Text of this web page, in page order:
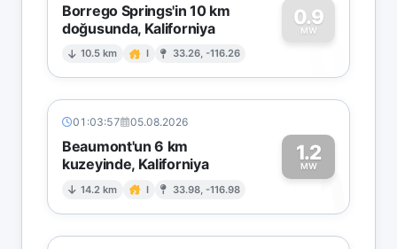
Borrego Springs'in 10 km
doğusunda, Kaliforniya
10.5 km I 33.26, -116.26
0.9
MW
0
01:03:57 05.08.2026
Beaumont'un 6 km
kuzeyinde, Kaliforniya
14.2 km I 33.98, -116.98
1.2
MW1